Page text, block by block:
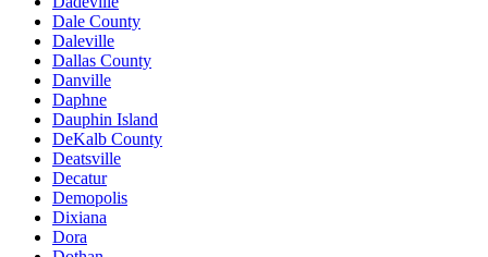
Dale County
Daleville
Dallas County
Danville
Daphne
Dauphin Island
DeKalb County
Deatsville
Decatur
Demopolis
Dixiana
Dora